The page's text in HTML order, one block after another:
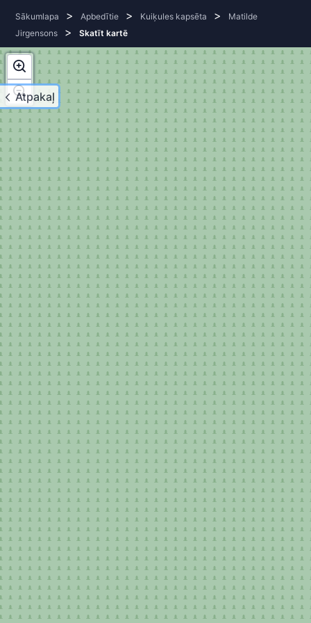
Atpakaļ
Sākumlapa > Apbedītie > Kuiķules kapsēta >
Matilde
Jirgensons
> Skatīt kartē